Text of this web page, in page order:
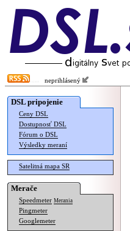
neprihlásený
DSL pripojenie
Ceny DSL
Dostupnosť DSL
Fórum o DSL
Výsledky meraní
Satelitná mapa SR
Merače
Speedmeter Merania
Pingmeter
Googlemeter